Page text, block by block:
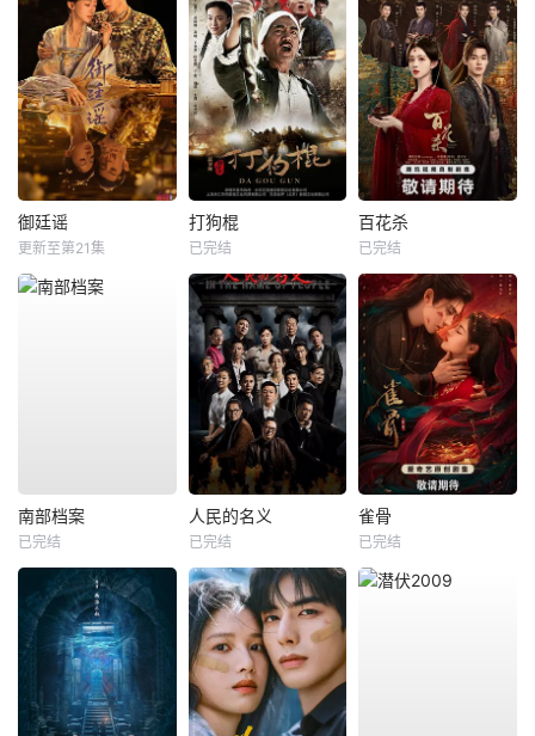
御廷谣
更新至第21集
打狗棍
已完结
百花杀
已完结
南部档案
已完结
人民的名义
已完结
雀骨
已完结